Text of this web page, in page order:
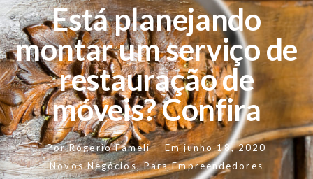
Está planejando
montar um serviço de
restauração de
móveis? Confira
PorRogerio Fameli Em junho 18, 2020
Novos Negócios,Para Empreendedores